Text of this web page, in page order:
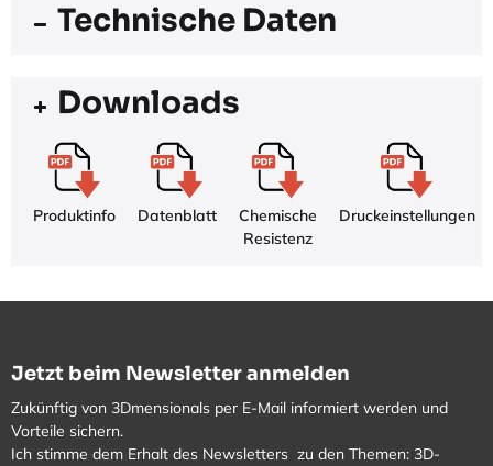
Technische Daten
Downloads
Produktinfo Datenblatt
Chemische
Resistenz
Druckeinstellungen
Jetzt beim Newsletter anmelden
Zukünftig von 3Dmensionals per E-Mail informiert werden und
Vorteile sichern.
Ich stimme dem Erhalt des Newsletters zu den Themen: 3D-